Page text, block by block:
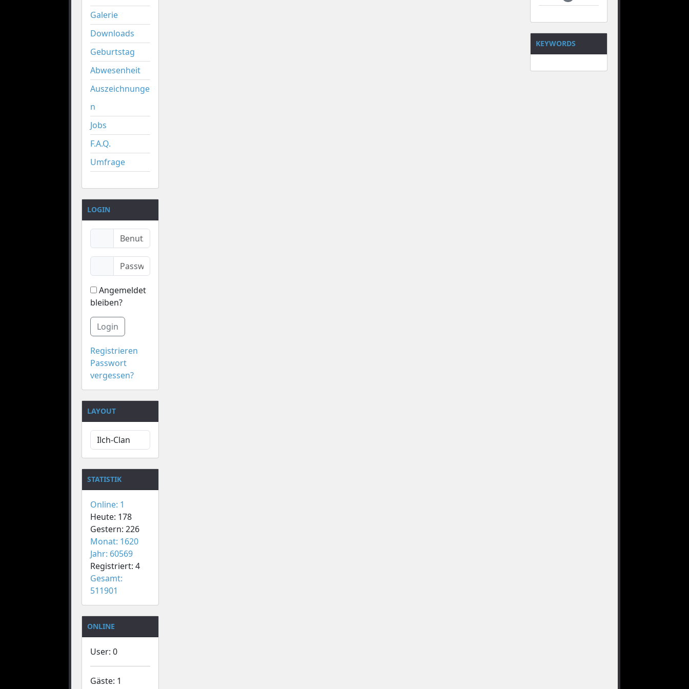
Galerie
Downloads
Geburtstag
Abwesenheit
Auszeichnunge
n
Jobs
F.A.Q.
Umfrage
LOGIN
Angemeldet
bleiben?
Login
Registrieren
Passwort
vergessen?
LAYOUT
STATISTIK
Online: 1
Heute: 178
Gestern: 226
Monat: 1620
Jahr: 60569
Registriert: 4
Gesamt:
511901
ONLINE
User: 0
Gäste: 1
KEYWORDS